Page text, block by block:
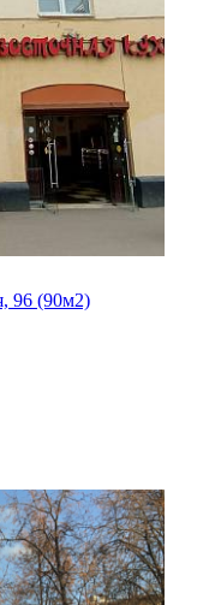
96 (90м2)